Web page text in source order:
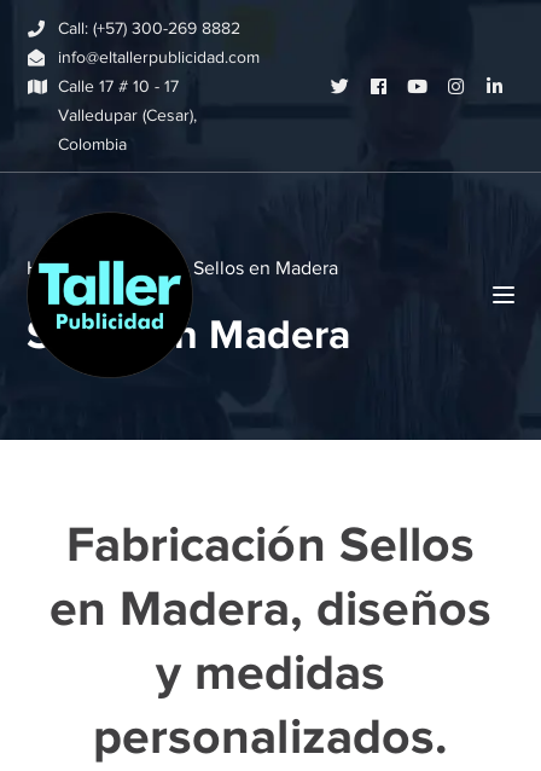
Call: (+57) 300-269 8882
info@eltallerpublicidad.com
Calle 17 # 10 - 17
Valledupar (Cesar),
Colombia
TwitterFacebook
YoutubeInstagram
Home Sellos Sellos en Madera
Sellos en Madera
Fabricación Sellos
en Madera, diseños
y medidas
personalizados.